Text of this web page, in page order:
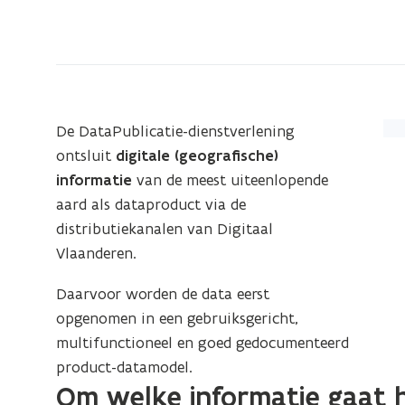
dienstverlening
De DataPublicatie-dienstverlening
ontsluit digitale (geografische)
informatie van de meest uiteenlopende
aard als dataproduct via de
distributiekanalen van Digitaal
Vlaanderen.
Daarvoor worden de data eerst
opgenomen in een gebruiksgericht,
multifunctioneel en goed gedocumenteerd
product-datamodel.
Om welke informatie gaat